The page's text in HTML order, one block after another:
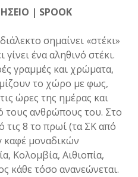
| SPOOK
σημαίνει «στέκι»
ένα αληθινό στέκι.
γραμμές και χρώματα,
το χώρο με φως,
ώρες της ημέρας και
τους ανθρώπους του. Στο
τις 8 το πρωί (τα ΣΚ από
καφέ μοναδικών
Κολομβία, Αιθιοπία,
κάθε τόσο ανανεώνεται.